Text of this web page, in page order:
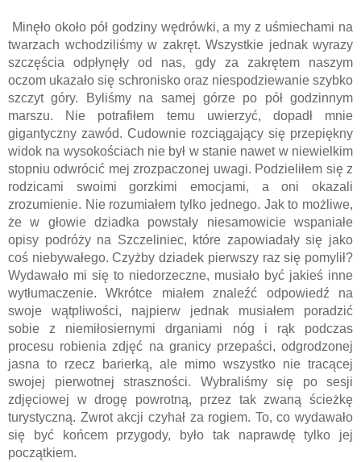
twarzach wchodziliśmy w zakręt. Wszystkie jednak wyrazy
szczęścia odpłynęły od nas, gdy za zakrętem naszym
oczom ukazało się schronisko oraz niespodziewanie szybko
szczyt góry. Byliśmy na samej górze po pół godzinnym
marszu. Nie potrafiłem temu uwierzyć, dopadł mnie
gigantyczny zawód. Cudownie rozciągający się przepiękny
widok na wysokościach nie był w stanie nawet w niewielkim
stopniu odwrócić mej zrozpaczonej uwagi. Podzieliłem się z
rodzicami swoimi gorzkimi emocjami, a oni okazali
zrozumienie. Nie rozumiałem tylko jednego. Jak to możliwe,
że w głowie dziadka powstały niesamowicie wspaniałe
opisy podróży na Szczeliniec, które zapowiadały się jako
coś niebywałego. Czyżby dziadek pierwszy raz się pomylił?
Wydawało mi się to niedorzeczne, musiało być jakieś inne
wytłumaczenie. Wkrótce miałem znaleźć odpowiedź na
swoje wątpliwości, najpierw jednak musiałem poradzić
sobie z niemiłosiernymi drganiami nóg i rąk podczas
procesu robienia zdjęć na granicy przepaści, odgrodzonej
jasna to rzecz barierką, ale mimo wszystko nie tracącej
swojej pierwotnej straszności. Wybraliśmy się po sesji
zdjęciowej w drogę powrotną, przez tak zwaną ścieżkę
turystyczną. Zwrot akcji czyhał za rogiem. To, co wydawało
się być końcem przygody, było tak naprawdę tylko jej
początkiem.